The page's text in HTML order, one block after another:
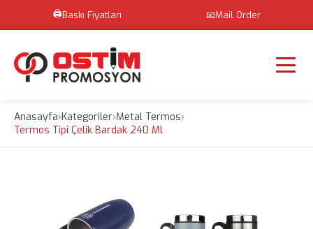
🖨️Baskı Fiyatları 📧Mail Order
Anasayfa›Kategoriler›Metal Termos›
Termos Tipi Çelik Bardak 240 Ml